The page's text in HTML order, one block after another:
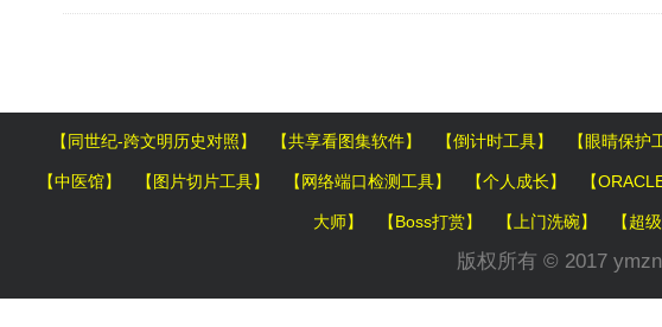
【同世纪-跨文明历史对照】 【共享看图集软件】 【倒计时工具】 【眼晴保护
【中医馆】 【图片切片工具】 【网络端口检测工具】 【个人成长】 【
大师】 【Boss打赏】 【上门洗碗】 【超
版权所有 © 2017